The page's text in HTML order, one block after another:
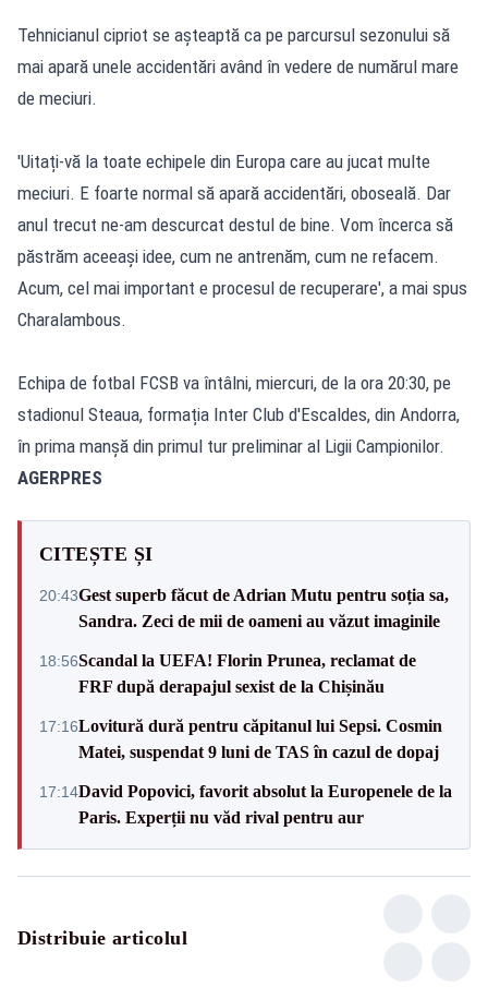
Tehnicianul cipriot se așteaptă ca pe parcursul sezonului să
mai apară unele accidentări având în vedere de numărul mare
de meciuri.
'Uitați-vă la toate echipele din Europa care au jucat multe
meciuri. E foarte normal să apară accidentări, oboseală. Dar
anul trecut ne-am descurcat destul de bine. Vom încerca să
păstrăm aceeași idee, cum ne antrenăm, cum ne refacem.
Acum, cel mai important e procesul de recuperare', a mai spus
Charalambous.
Echipa de fotbal FCSB va întâlni, miercuri, de la ora 20:30, pe
stadionul Steaua, formația Inter Club d'Escaldes, din Andorra,
în prima manșă din primul tur preliminar al Ligii Campionilor.
AGERPRES
CITEȘTE ȘI
20:43Gest superb făcut de Adrian Mutu pentru soția sa,
Sandra. Zeci de mii de oameni au văzut imaginile
18:56Scandal la UEFA! Florin Prunea, reclamat de
FRF după derapajul sexist de la Chișinău
17:16Lovitură dură pentru căpitanul lui Sepsi. Cosmin
Matei, suspendat 9 luni de TAS în cazul de dopaj
17:14David Popovici, favorit absolut la Europenele de la
Paris. Experții nu văd rival pentru aur
Distribuie articolul